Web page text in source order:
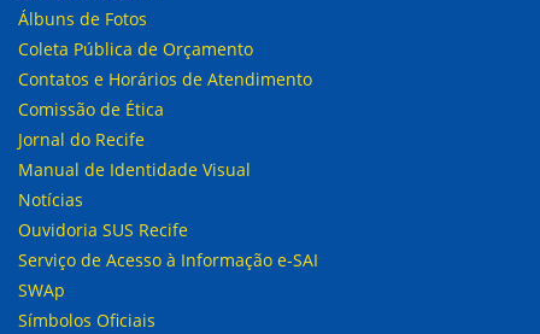
Álbuns de Fotos
Coleta Pública de Orçamento
Contatos e Horários de Atendimento
Comissão de Ética
Jornal do Recife
Manual de Identidade Visual
Notícias
Ouvidoria SUS Recife
Serviço de Acesso à Informação e-SAI
SWAp
Símbolos Oficiais